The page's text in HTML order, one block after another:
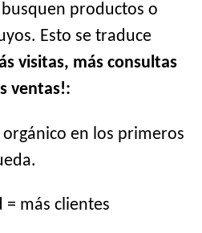
productos o
Esto se traduce
visitas, más consultas
ventas!:
en los primeros
más clientes